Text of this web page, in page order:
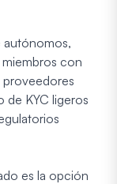
autónomos,
con
de KYC ligeros
es la opción